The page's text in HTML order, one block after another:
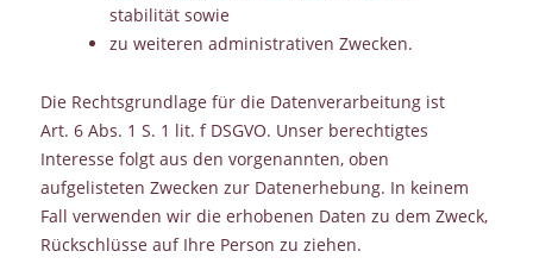
stabilität sowie
zu weiteren administrativen Zwecken.
Die Rechtsgrundlage für die Datenverarbeitung ist
Art. 6 Abs. 1 S. 1 lit. f DSGVO. Unser berechtigtes
Interesse folgt aus den vorgenannten, oben
aufgelisteten Zwecken zur Datenerhebung. In keinem
Fall verwenden wir die erhobenen Daten zu dem Zweck,
Rückschlüsse auf Ihre Person zu ziehen.